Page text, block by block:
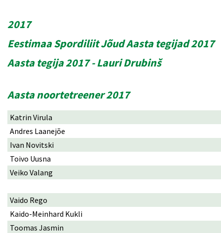
2017
Eestimaa Spordiliit Jõud Aasta tegijad 2017
Aasta tegija 2017 - Lauri Drubinš
Aasta noortetreener 2017
Katrin Virula
Andres Laanejõe
Ivan Novitski
Toivo Uusna
Veiko Valang
Vaido Rego
Kaido-Meinhard Kukli
Toomas Jasmin